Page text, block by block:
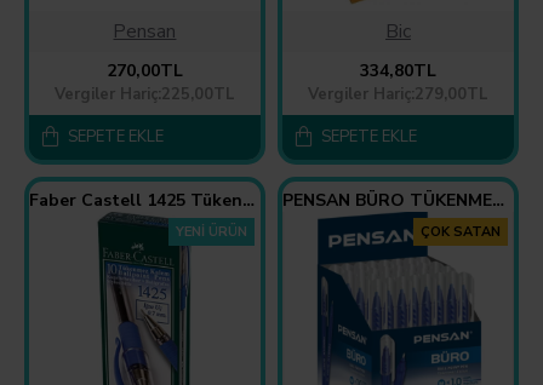
Pensan
270,00TL
Vergiler Hariç:225,00TL
SEPETE EKLE
Bic
334,80TL
Vergiler Hariç:279,00TL
SEPETE EKLE
Faber Castell 1425 Tükenmez Kalem 0.7 Mm İğne Uçlu Mavi 10'lu Paket
YENI ÜRÜN
PENSAN BÜRO TÜKENMEZ KALEM 1MM 2270 MAVİ 50 Lİ
ÇOK SATAN